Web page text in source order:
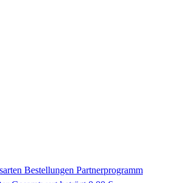
Bestellungen Partnerprogramm